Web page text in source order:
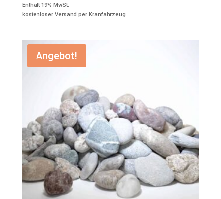
Preis
war:
ist:
Enthält 19% MwSt.
kostenloser Versand per Kranfahrzeug
Angebot!